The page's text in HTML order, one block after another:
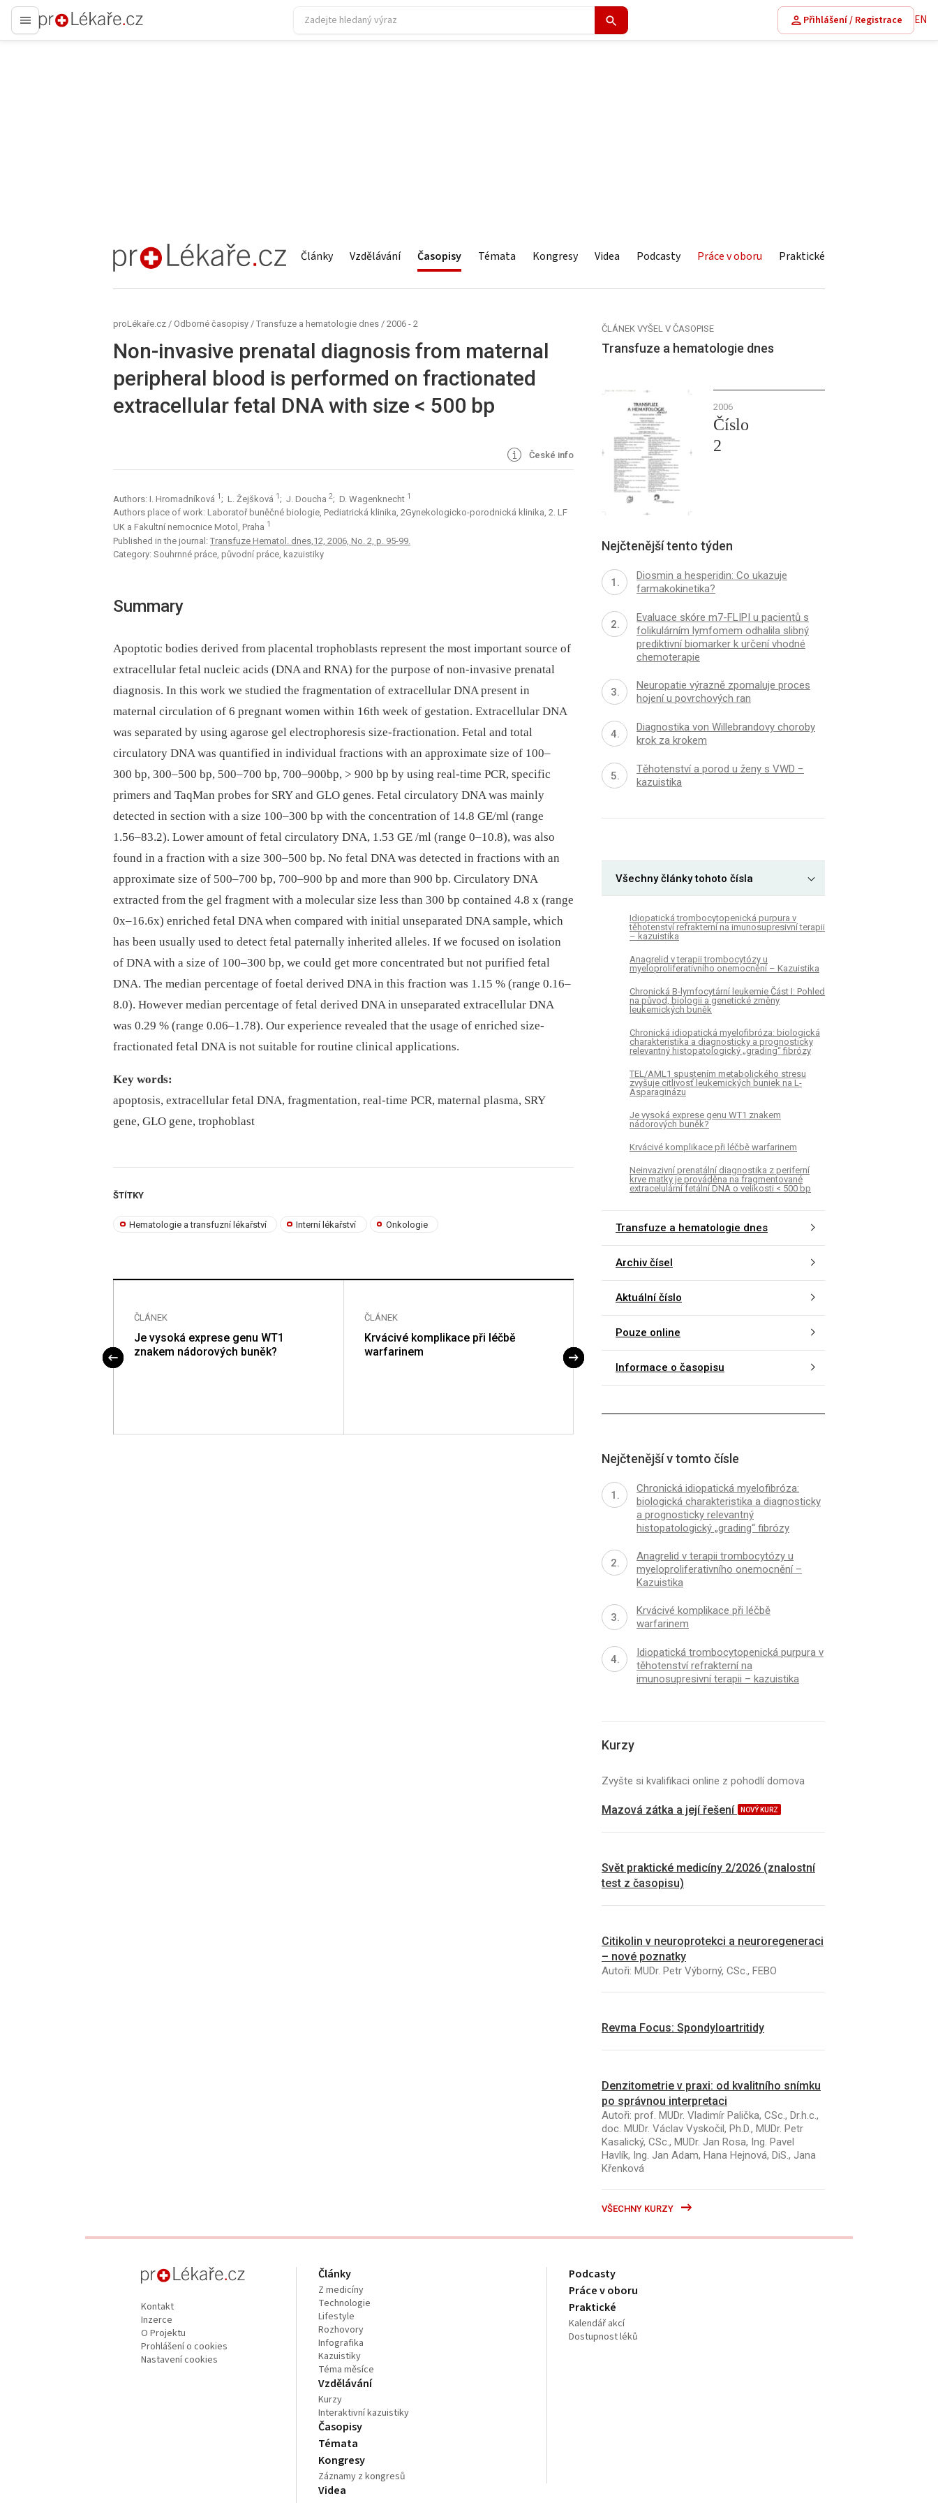
proLékaře.cz
Přihlášení / Registrace EN
proLékaře.cz Články Vzdělávání Časopisy Témata Kongresy Videa Podcasty Práce v oboru Praktické
proLékaře.cz / Odborné časopisy / Transfuze a hematologie dnes / 2006 - 2
Non-invasive prenatal diagnosis from maternal
peripheral blood is performed on fractionated
extracellular fetal DNA with size < 500 bp
České info
Authors: I. Hromadníková 1 ; L. Žejšková 1 ; J. Doucha 2; D. Wagenknecht 1
Authors place of work: Laboratoř buněčné biologie, Pediatrická klinika, 2Gynekologicko-porodnická klinika, 2. LF
UK a Fakultní nemocnice Motol, Praha 1
Published in the journal: Transfuze Hematol. dnes,12, 2006, No. 2, p. 95-99.
Category: Souhrnné práce, původní práce, kazuistiky
Summary
Apoptotic bodies derived from placental trophoblasts represent the most important source of
extracellular fetal nucleic acids (DNA and RNA) for the purpose of non-invasive prenatal
diagnosis. In this work we studied the fragmentation of extracellular DNA present in
maternal circulation of 6 pregnant women within 16th week of gestation. Extracellular DNA
was separated by using agarose gel electrophoresis size-fractionation. Fetal and total
circulatory DNA was quantified in individual fractions with an approximate size of 100–
300 bp, 300–500 bp, 500–700 bp, 700–900bp, > 900 bp by using real-time PCR, specific
primers and TaqMan probes for SRY and GLO genes. Fetal circulatory DNA was mainly
detected in section with a size 100–300 bp with the concentration of 14.8 GE/ml (range
1.56–83.2). Lower amount of fetal circulatory DNA, 1.53 GE /ml (range 0–10.8), was also
found in a fraction with a size 300–500 bp. No fetal DNA was detected in fractions with an
approximate size of 500–700 bp, 700–900 bp and more than 900 bp. Circulatory DNA
extracted from the gel fragment with a molecular size less than 300 bp contained 4.8 x (range
0x–16.6x) enriched fetal DNA when compared with initial unseparated DNA sample, which
has been usually used to detect fetal paternally inherited alleles. If we focused on isolation
of DNA with a size of 100–300 bp, we could get more concentrated but not purified fetal
DNA. The median percentage of foetal derived DNA in this fraction was 1.15 % (range 0.16–
8.0). However median percentage of fetal derived DNA in unseparated extracellular DNA
was 0.29 % (range 0.06–1.78). Our experience revealed that the usage of enriched size-
fractionated fetal DNA is not suitable for routine clinical applications.
Key words:
apoptosis, extracellular fetal DNA, fragmentation, real-time PCR, maternal plasma, SRY
gene, GLO gene, trophoblast
ŠTÍTKY
Hematologie a transfuzní lékařství Interní lékařství Onkologie
ČLÁNEK
Je vysoká exprese genu WT1
znakem nádorových buněk?
ČLÁNEK
Krvácivé komplikace při léčbě
warfarinem
ČLÁNEK
Idiopatická trombocytopenická
purpura v těhotenství refrakterní na
imunosupresivní terapii – kazuistika
ČLÁNEK VYŠEL V ČASOPISE
Transfuze a hematologie dnes
2006
Číslo
2
Nejčtenější tento týden
Diosmin a hesperidin: Co ukazuje
farmakokinetika?
Evaluace skóre m7-FLIPI u pacientů s
folikulárním lymfomem odhalila slibný
prediktivní biomarker k určení vhodné
chemoterapie
Neuropatie výrazně zpomaluje proces
hojení u povrchových ran
Diagnostika von Willebrandovy choroby
krok za krokem
Těhotenství a porod u ženy s VWD −
kazuistika
Všechny články tohoto čísla
Idiopatická trombocytopenická purpura v
těhotenství refrakterní na imunosupresivní terapii
– kazuistika
Anagrelid v terapii trombocytózy u
myeloproliferativního onemocnění – Kazuistika
Chronická B-lymfocytární leukemie Část I: Pohled
na původ, biologii a genetické změny
leukemických buněk
Chronická idiopatická myelofibróza: biologická
charakteristika a diagnosticky a prognosticky
relevantný histopatologický „grading“ fibrózy
TEL/AML1 spustením metabolického stresu
zvyšuje citlivosť leukemických buniek na L-
Asparaginázu
Je vysoká exprese genu WT1 znakem
nádorových buněk?
Krvácivé komplikace při léčbě warfarinem
Neinvazivní prenatální diagnostika z periferní
krve matky je prováděna na fragmentované
extracelulární fetální DNA o velikosti < 500 bp
Transfuze a hematologie dnes
Archiv čísel
Aktuální číslo
Pouze online
Informace o časopisu
Nejčtenější v tomto čísle
Chronická idiopatická myelofibróza:
biologická charakteristika a diagnosticky
a prognosticky relevantný
histopatologický „grading“ fibrózy
Anagrelid v terapii trombocytózy u
myeloproliferativního onemocnění –
Kazuistika
Krvácivé komplikace při léčbě
warfarinem
Idiopatická trombocytopenická purpura v
těhotenství refrakterní na
imunosupresivní terapii – kazuistika
Kurzy
Zvyšte si kvalifikaci online z pohodlí domova
Mazová zátka a její řešení NOVÝ KURZ
Svět praktické medicíny 2/2026 (znalostní
test z časopisu)
Citikolin v neuroprotekci a neuroregeneraci
– nové poznatky
Autoři: MUDr. Petr Výborný, CSc., FEBO
Revma Focus: Spondyloartritidy
Denzitometrie v praxi: od kvalitního snímku
po správnou interpretaci
Autoři: prof. MUDr. Vladimír Palička, CSc., Dr.h.c.,
doc. MUDr. Václav Vyskočil, Ph.D., MUDr. Petr
Kasalický, CSc., MUDr. Jan Rosa, Ing. Pavel
Havlík, Ing. Jan Adam, Hana Hejnová, DiS., Jana
Křenková
VŠECHNY KURZY
Kontakt
Inzerce
O Projektu
Prohlášení o cookies
Nastavení cookies
Články
Z medicíny
Technologie
Lifestyle
Rozhovory
Infografika
Kazuistiky
Téma měsíce
Vzdělávání
Kurzy
Interaktivní kazuistiky
Časopisy
Témata
Kongresy
Záznamy z kongresů
Videa
Podcasty
Práce v oboru
Praktické
Kalendář akcí
Dostupnost léků